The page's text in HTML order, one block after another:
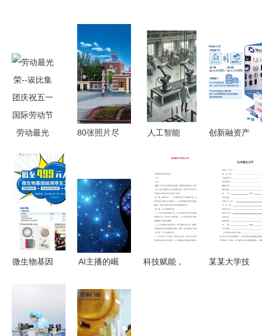
劳动最光
团庆祝五一
国际劳动节
80张照片尽
采
人工智能
实践之道
创新融资产
以技术服务
驱动供应链
金融行稳致
远
微生物基因
命科学技术
服务新风向
AI主播的崛
跃还是职业
威胁？
科技赋能，
某某大学技